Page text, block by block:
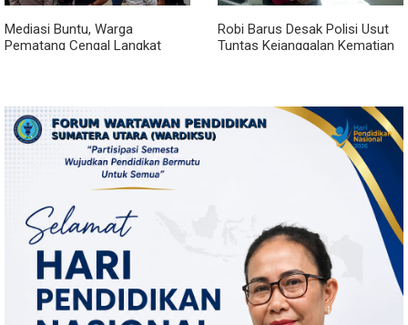
Mediasi Buntu, Warga
Pematang Cengal Langkat
Robi Barus Desak Polisi Usut
Tuntas Kejanggalan Kematian